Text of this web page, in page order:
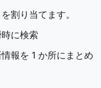
割り当てます。
に検索
報を 1 か所にまとめ